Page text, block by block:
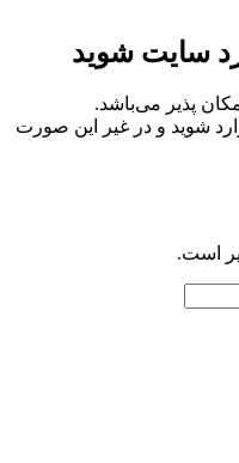
سایت شوید
پذیر می‌باشد.
شوید و در غیر این صورت
است.